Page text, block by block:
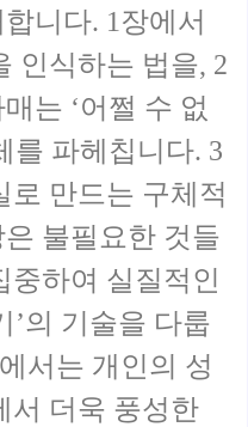
니다. 1장에서
인식하는 법을, 2
는 ‘어쩔 수 없
를 파헤칩니다. 3
로 만드는 구체적
불필요한 것들
중하여 실질적인
’의 기술을 다룹
서는 개인의 성
서 더욱 풍성한